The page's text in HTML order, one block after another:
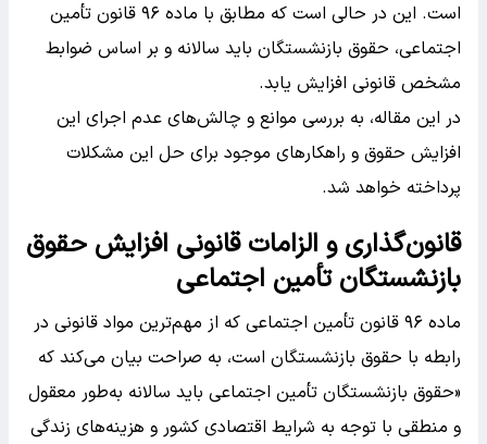
است. این در حالی است که مطابق با ماده ۹۶ قانون تأمین
اجتماعی، حقوق بازنشستگان باید سالانه و بر اساس ضوابط
مشخص قانونی افزایش یابد.
در این مقاله، به بررسی موانع و چالش‌های عدم اجرای این
افزایش حقوق و راهکارهای موجود برای حل این مشکلات
پرداخته خواهد شد.
قانون‌گذاری و الزامات قانونی افزایش حقوق
بازنشستگان تأمین اجتماعی
ماده ۹۶ قانون تأمین اجتماعی که از مهم‌ترین مواد قانونی در
رابطه با حقوق بازنشستگان است، به صراحت بیان می‌کند که
«حقوق بازنشستگان تأمین اجتماعی باید سالانه به‌طور معقول
و منطقی با توجه به شرایط اقتصادی کشور و هزینه‌های زندگی